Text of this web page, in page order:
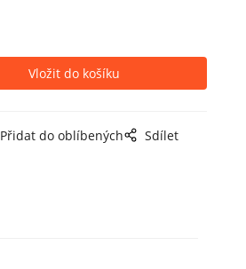
Přidat do oblíbených Sdílet